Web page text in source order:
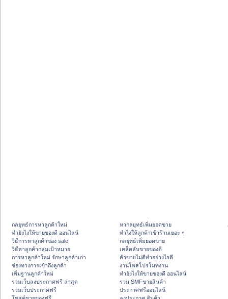
กลยุทธ์การหาลูกค้าใหม่
ทํายังไงให้ขายของดี ออนไลน์
วิธีการหาลูกค้าของ sale
วิธีหาลูกค้ากลุ่มเป้าหมาย
การหาลูกค้าใหม่ รักษาลูกค้าเก่า
ช่องทางการเข้าถึงลูกค้า
เพิ่มฐานลูกค้าใหม่
รวมเว็บลงประกาศฟรี ล่าสุด
รวมเว็บประกาศฟรี
หากลยุทธ์เพิ่มยอดขาย
ทําไงให้ลูกค้าเข้าร้านเยอะ ๆ
กลยุทธ์เพิ่มยอดขาย
เคล็ดลับขายของดี
ค้าขายไม่ดีทำอย่างไรดี
งานโพสโปรโมทงาน
ทํายังไงให้ขายของดี ออนไลน์
รวม SMFขายสินค้า
ประกาศฟรีออนไลน์